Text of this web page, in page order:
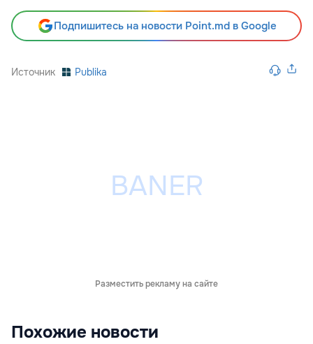
Подпишитесь на новости Point.md в Google
Источник Publika
Разместить рекламу на сайте
Похожие новости